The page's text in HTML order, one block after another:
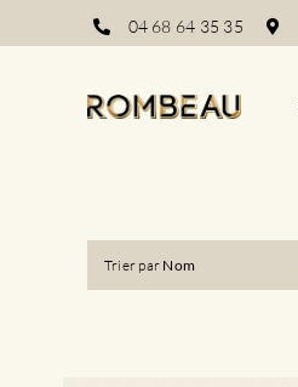
au
04 68 64 35 35
Trier par Nom